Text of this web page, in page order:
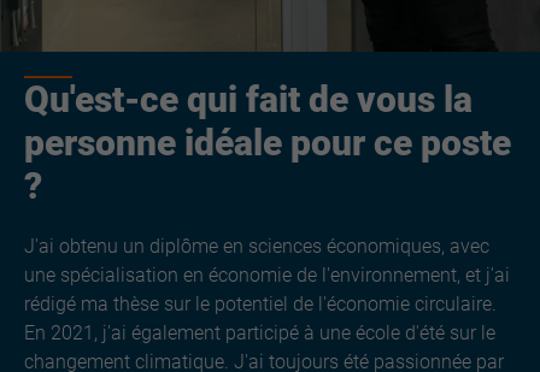
Qu'est-ce qui fait de vous la
personne idéale pour ce poste
?
J'ai obtenu un diplôme en sciences économiques, avec
une spécialisation en économie de l'environnement, et j'ai
rédigé ma thèse sur le potentiel de l'économie circulaire.
En 2021, j'ai également participé à une école d'été sur le
changement climatique. J'ai toujours été passionnée par